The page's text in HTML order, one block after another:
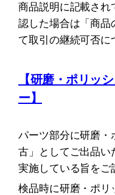
商品説明に記載され
認した場合は「商品
て取引の継続可否に
【研磨・ポリッ
ー】
パーツ部分に研磨・
古」としてご出品い
実施している旨をご
検品時に研磨・ポリ